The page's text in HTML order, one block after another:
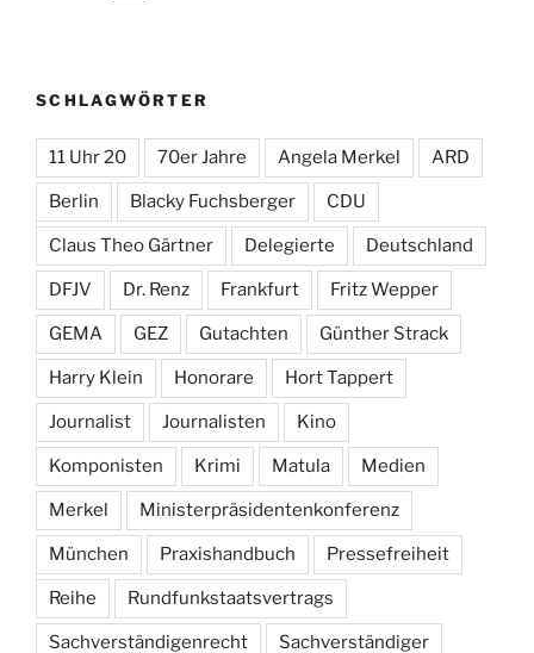
SCHLAGWÖRTER
11 Uhr 20 70er Jahre Angela Merkel ARD
Berlin Blacky Fuchsberger CDU
Claus Theo Gärtner Delegierte Deutschland
DFJV Dr. Renz Frankfurt Fritz Wepper
GEMA GEZ Gutachten Günther Strack
Harry Klein Honorare Hort Tappert
Journalist Journalisten Kino
Komponisten Krimi Matula Medien
Merkel Ministerpräsidentenkonferenz
München Praxishandbuch Pressefreiheit
Reihe Rundfunkstaatsvertrags
Sachverständigenrecht Sachverständiger